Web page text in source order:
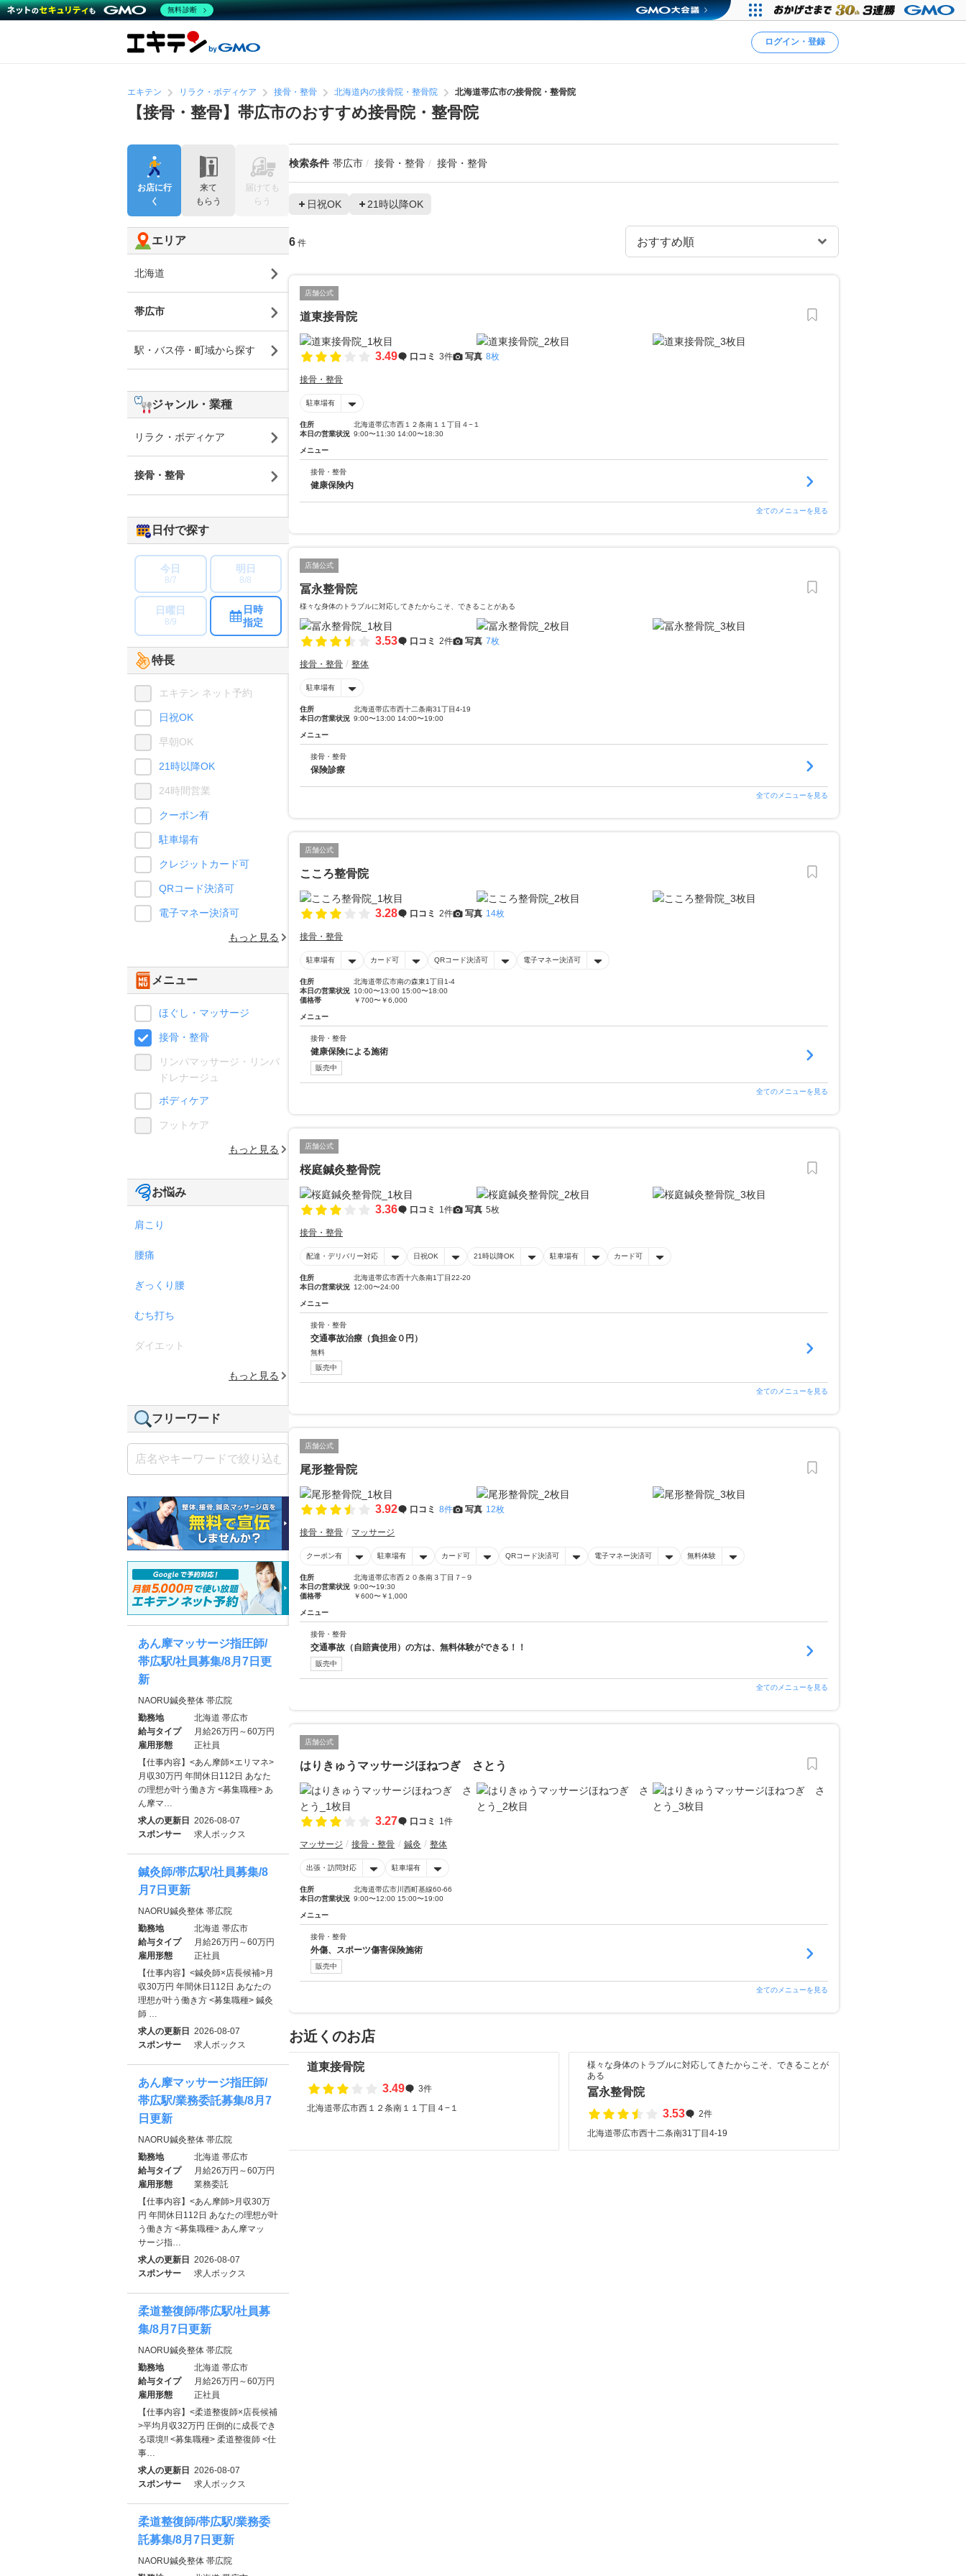
ログイン・登録
エキテン リラク・ボディケア 接骨・整骨 北海道内の接骨院・整骨院 北海道帯広市の接骨院・整骨院
【接骨・整骨】帯広市のおすすめ接骨院・整骨院
検索条件 帯広市 接骨・整骨 接骨・整骨
日祝OK 21時以降OK
6 件
店舗公式
道東接骨院
3.49 口コミ 3件 写真 8枚
接骨・整骨
駐車場有
住所
北海道帯広市西１２条南１１丁目４−１
本日の営業状況 9:00〜11:30 14:00〜18:30
メニュー
接骨・整骨
健康保険内
全てのメニューを見る
店舗公式
冨永整骨院
様々な身体のトラブルに対応してきたからこそ、できることがある
3.53 口コミ 2件 写真 7枚
接骨・整骨 整体
駐車場有
住所
北海道帯広市西十二条南31丁目4-19
本日の営業状況 9:00〜13:00 14:00〜19:00
メニュー
接骨・整骨
保険診療
全てのメニューを見る
店舗公式
こころ整骨院
3.28 口コミ 2件 写真 14枚
接骨・整骨
駐車場有 カード可 QRコード決済可 電子マネー決済可
住所
北海道帯広市南の森東1丁目1-4
本日の営業状況 10:00〜13:00 15:00〜18:00
価格帯
￥700〜￥6,000
メニュー
接骨・整骨
健康保険による施術
販売中
全てのメニューを見る
店舗公式
桜庭鍼灸整骨院
3.36 口コミ 1件 写真 5枚
接骨・整骨
配達・デリバリー対応 日祝OK 21時以降OK 駐車場有 カード可
住所
北海道帯広市西十六条南1丁目22-20
本日の営業状況 12:00〜24:00
メニュー
接骨・整骨
交通事故治療（負担金０円）
無料
販売中
全てのメニューを見る
店舗公式
尾形整骨院
3.92 口コミ 8件 写真 12枚
接骨・整骨 マッサージ
クーポン有 駐車場有 カード可 QRコード決済可 電子マネー決済可 無料体験
住所
北海道帯広市西２０条南３丁目７−９
本日の営業状況 9:00〜19:30
価格帯
￥600〜￥1,000
メニュー
接骨・整骨
交通事故（自賠責使用）の方は、無料体験ができる！！
販売中
全てのメニューを見る
店舗公式
はりきゅうマッサージほねつぎ さとう
3.27 口コミ 1件
マッサージ 接骨・整骨 鍼灸 整体
出張・訪問対応 駐車場有
住所
北海道帯広市川西町基線60-66
本日の営業状況 9:00〜12:00 15:00〜19:00
メニュー
接骨・整骨
外傷、スポーツ傷害保険施術
販売中
全てのメニューを見る
お近くのお店
道東接骨院
3.49
3件
北海道帯広市西１２条南１１丁目４−１
様々な身体のトラブルに対応してきたからこそ、できることが
ある
冨永整骨院
3.53
2件
北海道帯広市西十二条南31丁目4-19
お店に行
く
来て
もらう
届けても
らう
エリア
北海道
帯広市
駅・バス停・町域から探す
ジャンル・業種
リラク・ボディケア
接骨・整骨
日付で探す
今日
8/7
明日
8/8
日曜日
8/9
日時
指定
特長
エキテン ネット予約
日祝OK
早朝OK
21時以降OK
24時間営業
クーポン有
駐車場有
クレジットカード可
QRコード決済可
電子マネー決済可
もっと見る
メニュー
ほぐし・マッサージ
接骨・整骨
リンパマッサージ・リンパ
ドレナージュ
ボディケア
フットケア
もっと見る
お悩み
肩こり
腰痛
ぎっくり腰
むち打ち
ダイエット
もっと見る
フリーワード
あん摩マッサージ指圧師/
帯広駅/社員募集/8月7日更
新
NAORU鍼灸整体 帯広院
勤務地
北海道 帯広市
給与タイプ
月給26万円～60万円
雇用形態
正社員
【仕事内容】<あん摩師×エリマネ>
月収30万円 年間休日112日 あなた
の理想が叶う働き方 <募集職種> あ
ん摩マ…
求人の更新日 2026-08-07
スポンサー
求人ボックス
鍼灸師/帯広駅/社員募集/8
月7日更新
NAORU鍼灸整体 帯広院
勤務地
北海道 帯広市
給与タイプ
月給26万円～60万円
雇用形態
正社員
【仕事内容】<鍼灸師×店長候補>月
収30万円 年間休日112日 あなたの
理想が叶う働き方 <募集職種> 鍼灸
師 …
求人の更新日 2026-08-07
スポンサー
求人ボックス
あん摩マッサージ指圧師/
帯広駅/業務委託募集/8月7
日更新
NAORU鍼灸整体 帯広院
勤務地
北海道 帯広市
給与タイプ
月給26万円～60万円
雇用形態
業務委託
【仕事内容】<あん摩師>月収30万
円 年間休日112日 あなたの理想が叶
う働き方 <募集職種> あん摩マッ
サージ指…
求人の更新日 2026-08-07
スポンサー
求人ボックス
柔道整復師/帯広駅/社員募
集/8月7日更新
NAORU鍼灸整体 帯広院
勤務地
北海道 帯広市
給与タイプ
月給26万円～60万円
雇用形態
正社員
【仕事内容】<柔道整復師×店長候補
>平均月収32万円 圧倒的に成長でき
る環境!! <募集職種> 柔道整復師 <仕
事…
求人の更新日 2026-08-07
スポンサー
求人ボックス
柔道整復師/帯広駅/業務委
託募集/8月7日更新
NAORU鍼灸整体 帯広院
無料診断